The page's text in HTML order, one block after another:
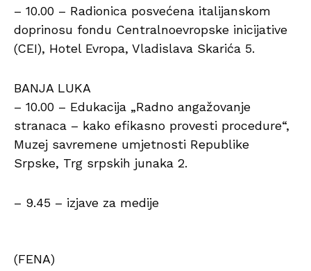
– 10.00 – Radionica posvećena italijanskom
doprinosu fondu Centralnoevropske inicijative
(CEI), Hotel Evropa, Vladislava Skarića 5.
BANJA LUKA
– 10.00 – Edukacija „Radno angažovanje
stranaca – kako efikasno provesti procedure“,
Muzej savremene umjetnosti Republike
Srpske, Trg srpskih junaka 2.
– 9.45 – izjave za medije
(FENA)